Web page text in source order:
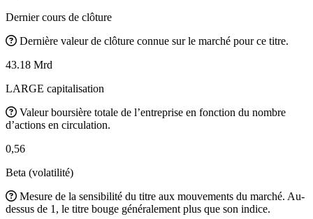
Dernier cours de clôture
Dernière valeur de clôture connue sur le marché pour ce titre.
43.18 Mrd
LARGE capitalisation
Valeur boursière totale de l’entreprise en fonction du nombre
d’actions en circulation.
0,56
Beta (volatilité)
Mesure de la sensibilité du titre aux mouvements du marché. Au-
dessus de 1, le titre bouge généralement plus que son indice.